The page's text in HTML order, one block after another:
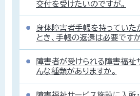
交付を受けたいのですが。
身体障害者手帳を持っていた
とき、手帳の返還は必要ですか
障害者が受けられる障害福祉
んな種類がありますか。